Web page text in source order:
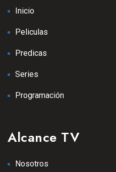
Inicio
Peliculas
Predicas
Series
Programación
Alcance TV
Nosotros